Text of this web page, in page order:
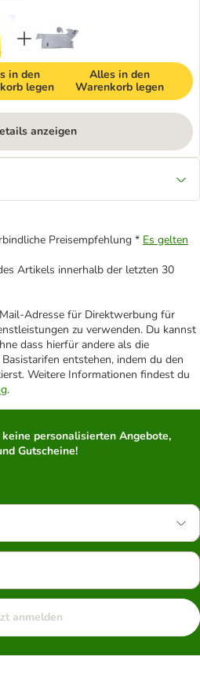
in den
legen
Alles in den
Warenkorb legen
anzeigen
Preisempfehlung * Es gelten
Artikels innerhalb der letzten 30
Adresse für Direktwerbung für
zu verwenden. Du kannst
dass hierfür andere als die
entstehen, indem du den
Weitere Informationen findest du
.
keine personalisierten Angebote,
Gutscheine!
anmelden